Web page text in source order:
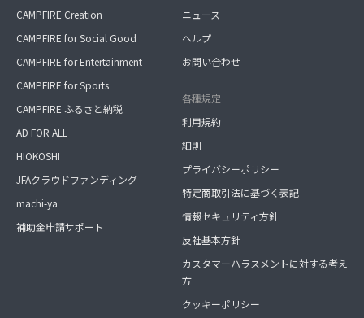
CAMPFIRE Creation
CAMPFIRE for Social Good
CAMPFIRE for Entertainment
CAMPFIRE for Sports
CAMPFIRE ふるさと納税
AD FOR ALL
HIOKOSHI
JFAクラウドファンディング
machi-ya
補助金申請サポート
ニュース
ヘルプ
お問い合わせ
各種規定
利用規約
細則
プライバシーポリシー
特定商取引法に基づく表記
情報セキュリティ方針
反社基本方針
カスタマーハラスメントに対する考え
方
クッキーポリシー